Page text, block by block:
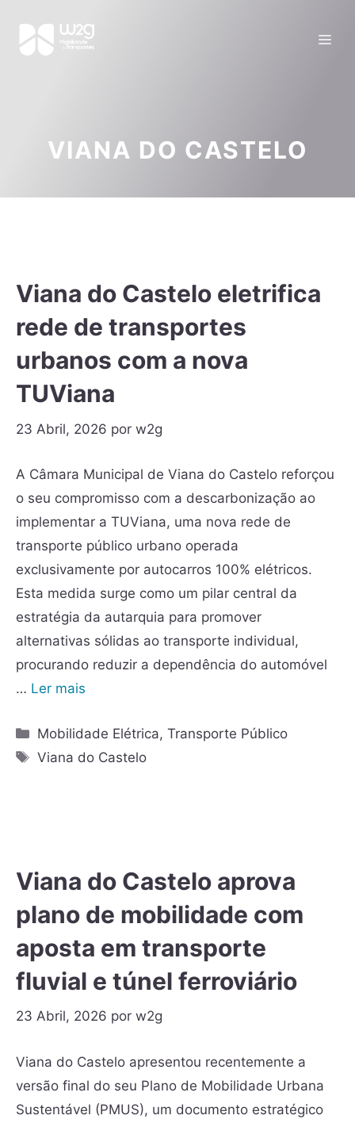
VIANA DO CASTELO
Viana do Castelo eletrifica
rede de transportes
urbanos com a nova
TUViana
23 Abril, 2026 por w2g
A Câmara Municipal de Viana do Castelo reforçou
o seu compromisso com a descarbonização ao
implementar a TUViana, uma nova rede de
transporte público urbano operada
exclusivamente por autocarros 100% elétricos.
Esta medida surge como um pilar central da
estratégia da autarquia para promover
alternativas sólidas ao transporte individual,
procurando reduzir a dependência do automóvel
… Ler mais
Mobilidade Elétrica,Transporte Público
Viana do Castelo
Viana do Castelo aprova
plano de mobilidade com
aposta em transporte
fluvial e túnel ferroviário
23 Abril, 2026 por w2g
Viana do Castelo apresentou recentemente a
versão final do seu Plano de Mobilidade Urbana
Sustentável (PMUS), um documento estratégico